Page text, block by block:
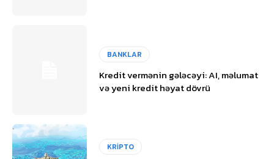
BANKLAR
Kredit vermənin gələcəyi: AI, məlumat
və yeni kredit həyat dövrü
KRİPTO